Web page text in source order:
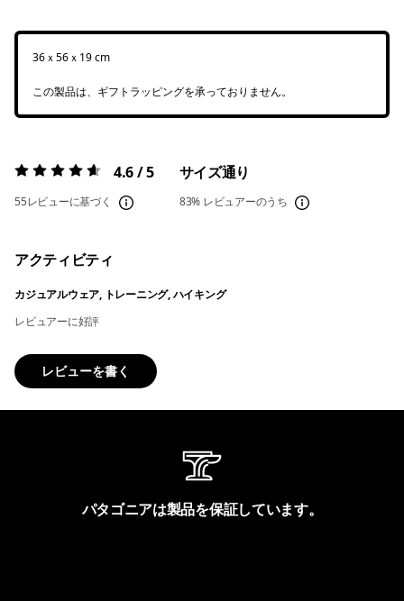
36ｘ56ｘ19 cm
この製品は、ギフトラッピングを承っておりません。
評価:4.6 / 5 4.6 / 5
55レビューに基づく
サイズ通り
83% レビュアーのうち
アクティビティ
カジュアルウェア, トレーニング, ハイキング
レビュアーに好評
レビューを書く
パタゴニアは製品を保証しています。